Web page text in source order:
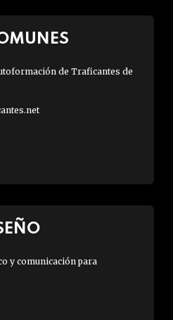
de Traficantes de
y comunicación para